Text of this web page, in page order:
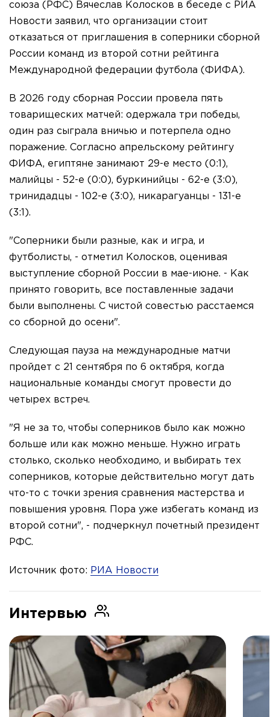
союза (РФС) Вячеслав Колосков в беседе с РИА
Новости заявил, что организации стоит
отказаться от приглашения в соперники сборной
России команд из второй сотни рейтинга
Международной федерации футбола (ФИФА).
В 2026 году сборная России провела пять
товарищеских матчей: одержала три победы,
один раз сыграла вничью и потерпела одно
поражение. Согласно апрельскому рейтингу
ФИФА, египтяне занимают 29-е место (0:1),
малийцы - 52-е (0:0), буркинийцы - 62-е (3:0),
тринидадцы - 102-е (3:0), никарагуанцы - 131-е
(3:1).
"Соперники были разные, как и игра, и
футболисты, - отметил Колосков, оценивая
выступление сборной России в мае-июне. - Как
принято говорить, все поставленные задачи
были выполнены. С чистой совестью расстаемся
со сборной до осени".
Следующая пауза на международные матчи
пройдет с 21 сентября по 6 октября, когда
национальные команды смогут провести до
четырех встреч.
"Я не за то, чтобы соперников было как можно
больше или как можно меньше. Нужно играть
столько, сколько необходимо, и выбирать тех
соперников, которые действительно могут дать
что-то с точки зрения сравнения мастерства и
повышения уровня. Пора уже избегать команд из
второй сотни", - подчеркнул почетный президент
РФС.
Источник фото: РИА Новости
Интервью